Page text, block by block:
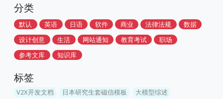
分类
默认 英语 日语 软件 商业 法律法规
数据
设计创意
生活 网站通知 教育考试
职场
参考文库
知识库
标签
V2X开发文档 日本研究生套磁信模板 大模型综述